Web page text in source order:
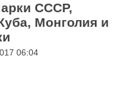
СССР,
Монголия и
06:04